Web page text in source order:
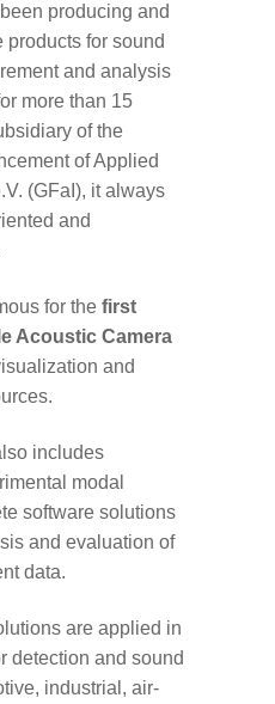
producing and
products for sound
and analysis
more than 15
of the
of Applied
(GFaI), it always
and
for the first
Acoustic Camera
and
includes
modal
software solutions
and evaluation of
data.
are applied in
detection and sound
industrial, air-